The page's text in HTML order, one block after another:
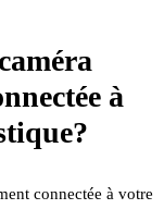
à
connectée à votre